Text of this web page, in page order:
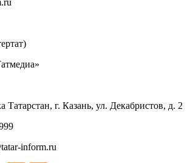
Татарстан, г. Казань, ул. Декабристов, д. 2
inform.ru